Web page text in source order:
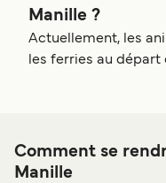
Manille ?
Actuellement, les
les ferries au départ
Comment se
Manille